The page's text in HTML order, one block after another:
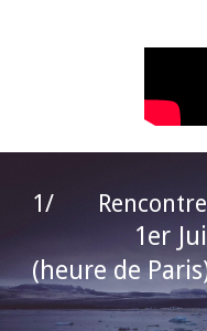
1/
1er
(heure de